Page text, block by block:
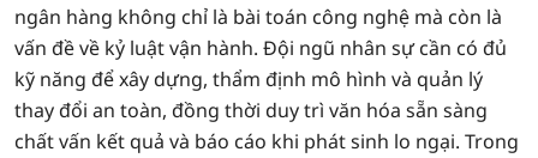
ngân hàng không chỉ là bài toán công nghệ mà còn là
vấn đề về kỷ luật vận hành. Đội ngũ nhân sự cần có đủ
kỹ năng để xây dựng, thẩm định mô hình và quản lý
thay đổi an toàn, đồng thời duy trì văn hóa sẵn sàng
chất vấn kết quả và báo cáo khi phát sinh lo ngại. Trong